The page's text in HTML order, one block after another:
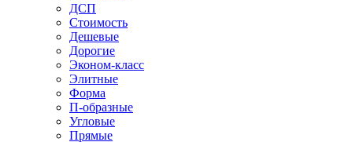
ДСП
Стоимость
Дешевые
Дорогие
Эконом-класс
Элитные
Форма
П-образные
Угловые
Прямые